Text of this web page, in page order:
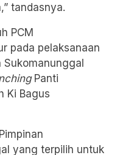
tandasnya.
PCM
pada pelaksanaan
Panti
Ki Bagus
yang terpilih untuk